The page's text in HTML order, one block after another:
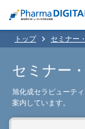
トップ セミナー
セミナー
旭化成セラピューテ
案内しています。